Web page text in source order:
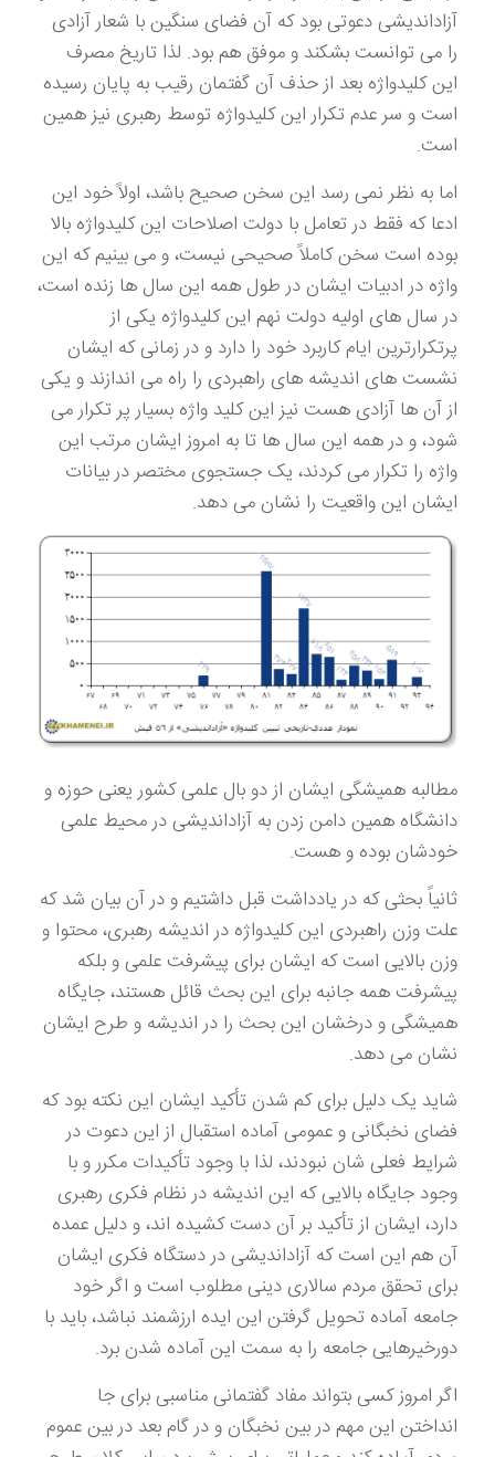
آزاداندیشی دعوتی بود که آن فضای سنگین با شعار آزادی
را می توانست بشکند و موفق هم بود. لذا تاریخ مصرف
این کلیدواژه بعد از حذف آن گفتمان رقیب به پایان رسیده
است و سر عدم تکرار این کلیدواژه توسط رهبری نیز همین
است.
اما به نظر نمی رسد این سخن صحیح باشد، اولاً خود این
ادعا که فقط در تعامل با دولت اصلاحات این کلیدواژه بالا
بوده است سخن کاملاً صحیحی نیست، و می بینیم که این
واژه در ادبیات ایشان در طول همه این سال ها زنده است،
در سال های اولیه دولت نهم این کلیدواژه یکی از
پرتکرارترین ایام کاربرد خود را دارد و در زمانی که ایشان
نشست های اندیشه های راهبردی را راه می اندازند و یکی
از آن ها آزادی هست نیز این کلید واژه بسیار پر تکرار می
شود، و در همه این سال ها تا به امروز ایشان مرتب این
واژه را تکرار می کردند، یک جستجوی مختصر در بیانات
ایشان این واقعیت را نشان می دهد.
مطالبه همیشگی ایشان از دو بال علمی کشور یعنی حوزه و
دانشگاه همین دامن زدن به آزاداندیشی در محیط علمی
خودشان بوده و هست.
ثانیاً بحثی که در یادداشت قبل داشتیم و در آن بیان شد که
علت وزن راهبردی این کلیدواژه در اندیشه رهبری، محتوا و
وزن بالایی است که ایشان برای پیشرفت علمی و بلکه
پیشرفت همه جانبه برای این بحث قائل هستند، جایگاه
همیشگی و درخشان این بحث را در اندیشه و طرح ایشان
نشان می دهد.
شاید یک دلیل برای کم شدن تأکید ایشان این نکته بود که
فضای نخبگانی و عمومی آماده استقبال از این دعوت در
شرایط فعلی شان نبودند، لذا با وجود تأکیدات مکرر و با
وجود جایگاه بالایی که این اندیشه در نظام فکری رهبری
دارد، ایشان از تأکید بر آن دست کشیده اند، و دلیل عمده
آن هم این است که آزاداندیشی در دستگاه فکری ایشان
برای تحقق مردم سالاری دینی مطلوب است و اگر خود
جامعه آماده تحویل گرفتن این ایده ارزشمند نباشد، باید با
دورخیرهایی جامعه را به سمت این آماده شدن برد.
اگر امروز کسی بتواند مفاد گفتمانی مناسبی برای جا
انداختن این مهم در بین نخبگان و در گام بعد در بین عموم